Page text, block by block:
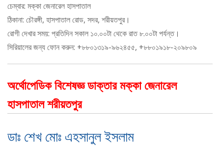
চেম্বার: মক্কা জেনারেল হাসপাতাল
ঠিকানা: চৌরঙ্গী, হাসপাতাল রোড, সদর, শরীয়তপুর।
রোগী দেখার সময়: প্রতিদিন সকাল ১০.০০টা থেকে রাত ৮.০০টা পর্যন্ত।
সিরিয়ালের জন্য ফোন করুন: +৮৮০১৩১৯-৯৬২৪৫৫, +৮৮০১৯১৮-২০৯৮০৯
অর্থোপেডিক বিশেষজ্ঞ ডাক্তার মক্কা জেনারেল
হাসপাতাল শরীয়তপুর
ডাঃ শেখ মোঃ এহসানুল ইসলাম